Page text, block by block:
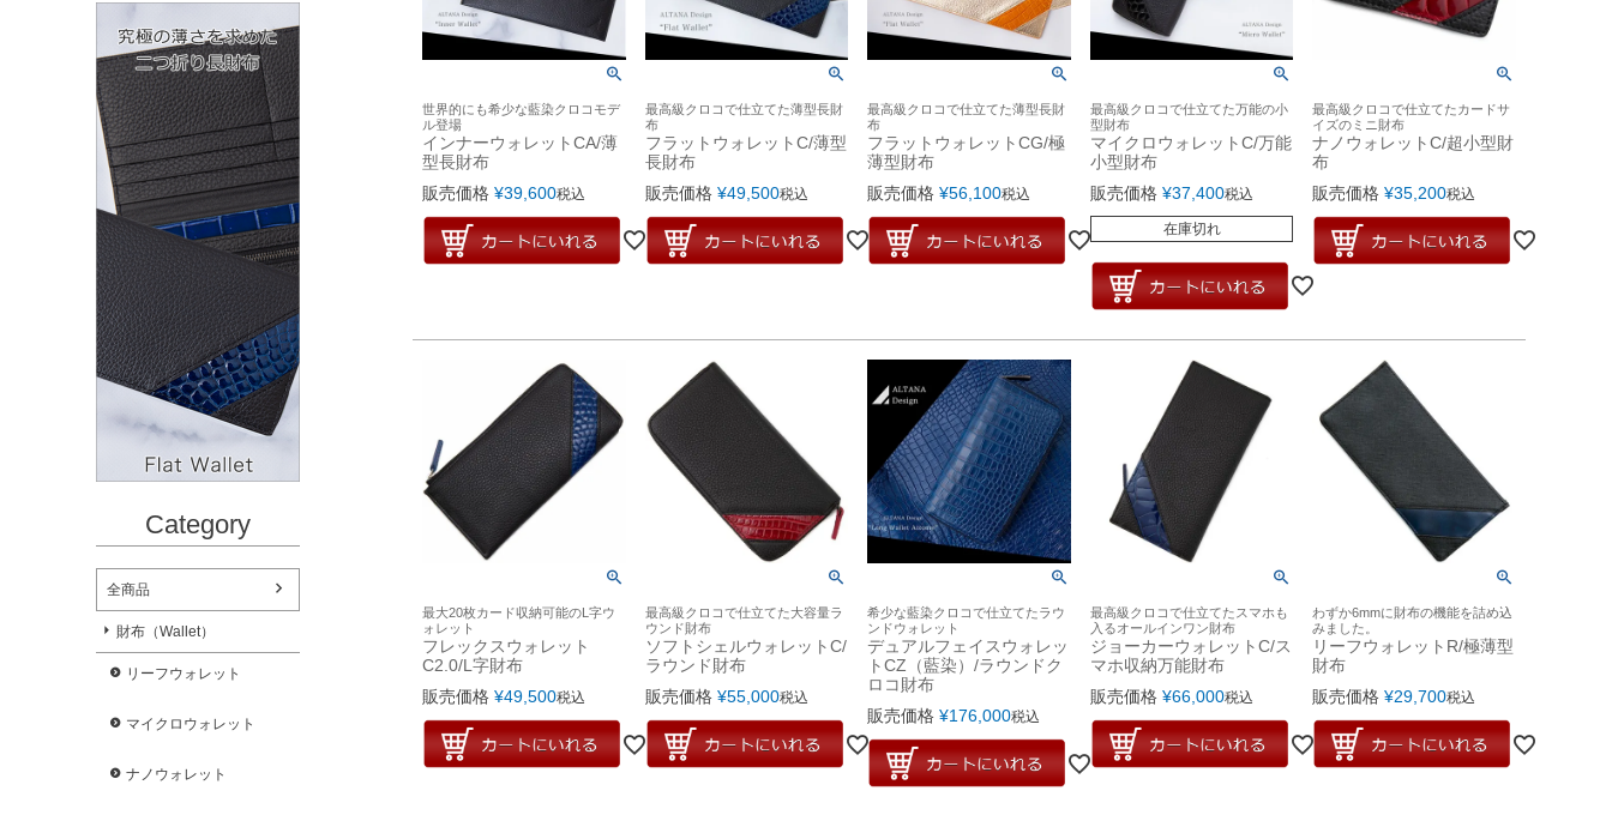
Category
全商品
財布（Wallet）
リーフウォレット
マイクロウォレット
ナノウォレット
世界的にも希少な藍染クロコモデ
ル登場
インナーウォレットCA/薄
型長財布
販売価格 ¥39,600税込
最高級クロコで仕立てた薄型長財
布
フラットウォレットC/薄型
長財布
販売価格 ¥49,500税込
最高級クロコで仕立てた薄型長財
布
フラットウォレットCG/極
薄型財布
販売価格 ¥56,100税込
最高級クロコで仕立てた万能の小
型財布
マイクロウォレットC/万能
小型財布
販売価格 ¥37,400税込
在庫切れ
最高級クロコで仕立てたカードサ
イズのミニ財布
ナノウォレットC/超小型財
布
販売価格 ¥35,200税込
最大20枚カード収納可能のL字ウ
ォレット
フレックスウォレット
C2.0/L字財布
販売価格 ¥49,500税込
最高級クロコで仕立てた大容量ラ
ウンド財布
ソフトシェルウォレットC/
ラウンド財布
販売価格 ¥55,000税込
希少な藍染クロコで仕立てたラウ
ンドウォレット
デュアルフェイスウォレッ
トCZ（藍染）/ラウンドク
ロコ財布
販売価格 ¥176,000税込
最高級クロコで仕立てたスマホも
入るオールインワン財布
ジョーカーウォレットC/ス
マホ収納万能財布
販売価格 ¥66,000税込
わずか6mmに財布の機能を詰め込
みました。
リーフウォレットR/極薄型
財布
販売価格 ¥29,700税込